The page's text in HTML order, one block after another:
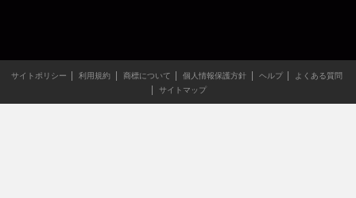
サイトポリシー 利用規約 商標について 個人情報保護方針 ヘルプ
よくある質問
サイトマップ